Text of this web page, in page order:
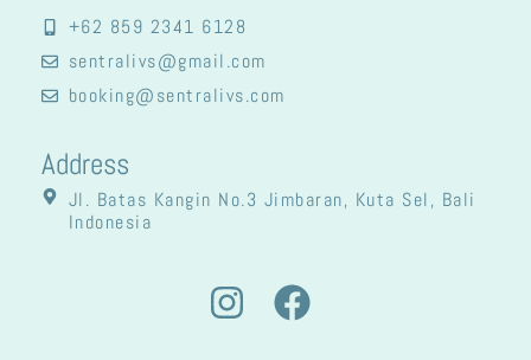
+62 859 2341 6128
sentralivs@gmail.com
booking@sentralivs.com
Address
Jl. Batas Kangin No.3 Jimbaran, Kuta Sel, Bali
Indonesia